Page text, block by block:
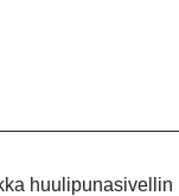
huulipunasivellin